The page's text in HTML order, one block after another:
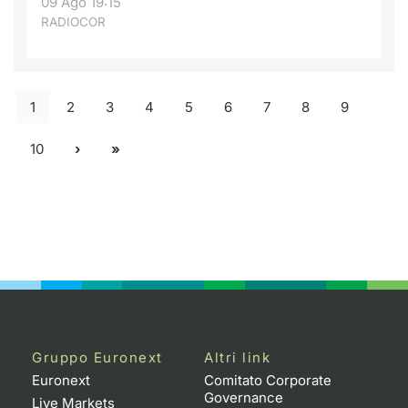
RADIOCOR
1 2 3 4 5 6 7 8 9
10
Gruppo Euronext
Euronext
Live Markets
Altri link
Comitato Corporate
Governance